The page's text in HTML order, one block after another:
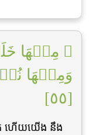
۞ مِنۡهَا
وَمِنۡهَا
[٥٥]
ហើយយើង នឹង